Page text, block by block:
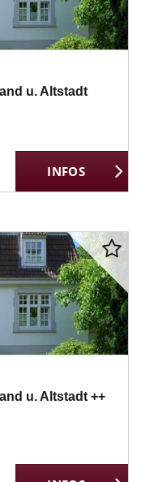
u. Altstadt
u. Altstadt ++